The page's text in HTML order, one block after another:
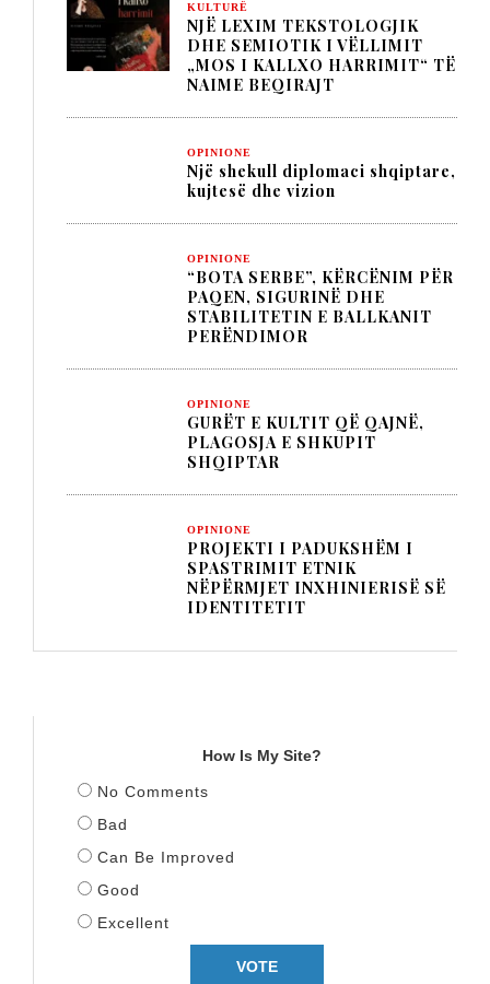
KULTURË
NJË LEXIM TEKSTOLOGJIK
DHE SEMIOTIK I VËLLIMIT
„MOS I KALLXO HARRIMIT“ TË
NAIME BEQIRAJT
OPINIONE
Një shekull diplomaci shqiptare,
kujtesë dhe vizion
OPINIONE
“BOTA SERBE”, KËRCËNIM PËR
PAQEN, SIGURINË DHE
STABILITETIN E BALLKANIT
PERËNDIMOR
OPINIONE
GURËT E KULTIT QË QAJNË,
PLAGOSJA E SHKUPIT
SHQIPTAR
OPINIONE
PROJEKTI I PADUKSHËM I
SPASTRIMIT ETNIK
NËPËRMJET INXHINIERISË SË
IDENTITETIT
How Is My Site?
No Comments
Bad
Can Be Improved
Good
Excellent